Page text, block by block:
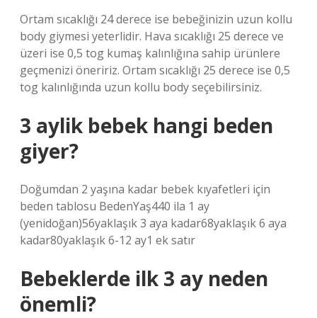
Ortam sıcaklığı 24 derece ise bebeğinizin uzun kollu
body giymesi yeterlidir. Hava sıcaklığı 25 derece ve
üzeri ise 0,5 tog kumaş kalınlığına sahip ürünlere
geçmenizi öneririz. Ortam sıcaklığı 25 derece ise 0,5
tog kalınlığında uzun kollu body seçebilirsiniz.
3 aylik bebek hangi beden
giyer?
Doğumdan 2 yaşına kadar bebek kıyafetleri için
beden tablosu BedenYaş440 ila 1 ay
(yenidoğan)56yaklaşık 3 aya kadar68yaklaşık 6 aya
kadar80yaklaşık 6-12 ay1 ek satır
Bebeklerde ilk 3 ay neden
önemli?